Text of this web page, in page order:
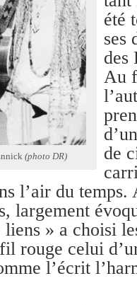
(photo DR)
été
ses
des
Au
de
l’air du
largement
» a choisi
rouge celui
l’écrit